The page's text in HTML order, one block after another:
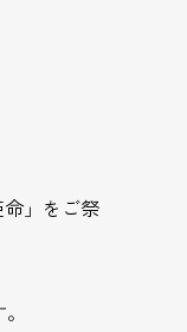
」をご祭